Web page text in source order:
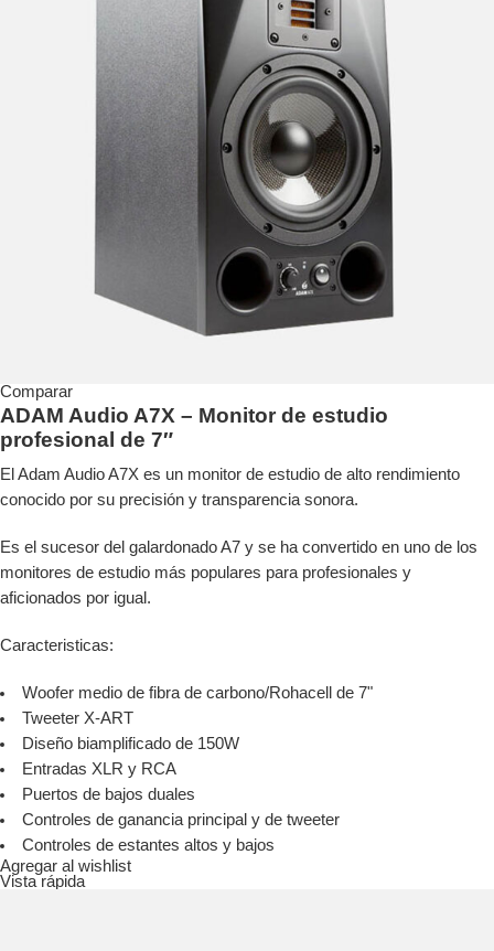
Comparar
ADAM Audio A7X – Monitor de estudio
profesional de 7″
El Adam Audio A7X es un monitor de estudio de alto rendimiento
conocido por su precisión y transparencia sonora.
Es el sucesor del galardonado A7 y se ha convertido en uno de los
monitores de estudio más populares para profesionales y
aficionados por igual.
Caracteristicas:
Woofer medio de fibra de carbono/Rohacell de 7"
Tweeter X-ART
Diseño biamplificado de 150W
Entradas XLR y RCA
Puertos de bajos duales
Controles de ganancia principal y de tweeter
Controles de estantes altos y bajos
Agregar al wishlist
Vista rápida